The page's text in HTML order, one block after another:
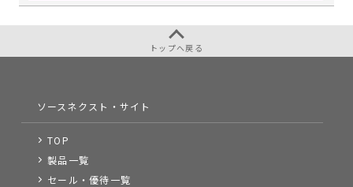
トップへ戻る
ソースネクスト・サイト
TOP
製品一覧
セール・優待一覧